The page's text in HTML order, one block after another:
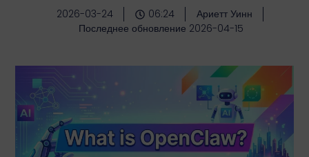
2026-03-24 06:24
Ариетт Уинн
Последнее обновление 2026-04-15